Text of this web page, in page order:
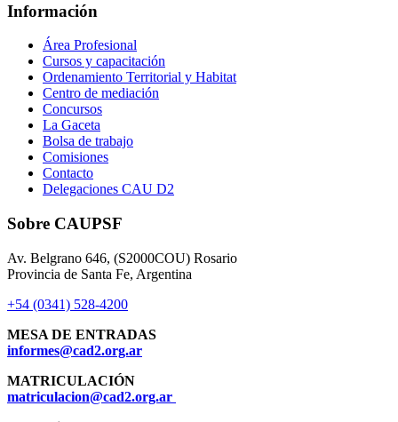
Información
Área Profesional
Cursos y capacitación
Ordenamiento Territorial y Habitat
Centro de mediación
Concursos
La Gaceta
Bolsa de trabajo
Comisiones
Contacto
Delegaciones CAU D2
Sobre CAUPSF
Av. Belgrano 646, (S2000COU) Rosario
Provincia de Santa Fe, Argentina
+54 (0341) 528-4200
MESA DE ENTRADAS
informes@cad2.org.ar
MATRICULACIÓN
matriculacion@cad2.org.ar